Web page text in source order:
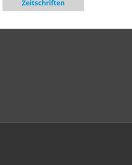
Zeitschriften